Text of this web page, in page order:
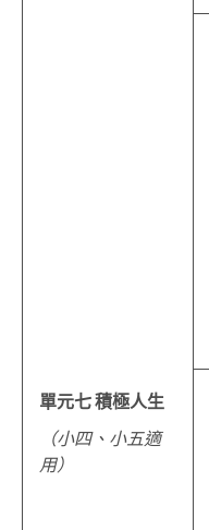
單元七 積極人生
（小四、小五適
用）